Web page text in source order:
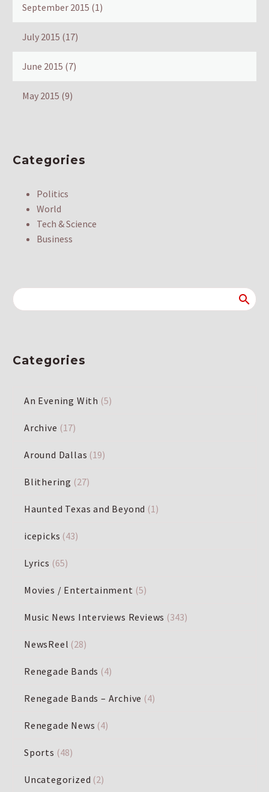
September 2015 (1)
July 2015 (17)
June 2015 (7)
May 2015 (9)
Categories
Politics
World
Tech & Science
Business
Categories
An Evening With (5)
Archive (17)
Around Dallas (19)
Blithering (27)
Haunted Texas and Beyond (1)
icepicks (43)
Lyrics (65)
Movies / Entertainment (5)
Music News Interviews Reviews (343)
NewsReel (28)
Renegade Bands (4)
Renegade Bands – Archive (4)
Renegade News (4)
Sports (48)
Uncategorized (2)